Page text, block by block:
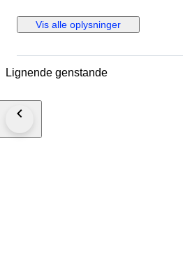
Motorenteilen ersetzt. Die Felgen wurden neu lackiert und bekamen
Bridgestone-Reifen aufgezogen. Vor kurzem habe ich noch eine neue
Gabel ersetzt. Ebenfalls wurden die Vergaser komplett gereinigt und neu
jederzeit möglich – die BMW ist angemeldet. Die BMW kann sowohl
Vis alle oplysninger
Lignende genstande